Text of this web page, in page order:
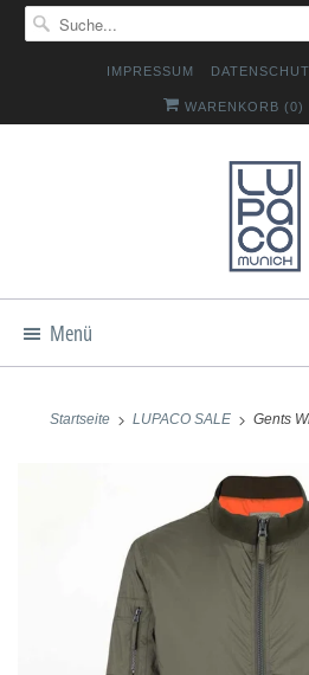
IMPRESSUM
WARENKORB (0)
Menü
Startseite LUPACO SALE Gents